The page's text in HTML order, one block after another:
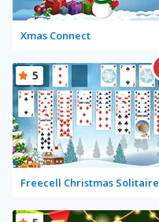
Xmas Connect
Freecell Christmas Solitaire
5